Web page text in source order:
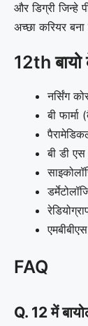
और डिग्री जिन्हे
अच्छा करियर
12th
नर्सिंग
बी
बी डी
FAQ
Q. 12 में